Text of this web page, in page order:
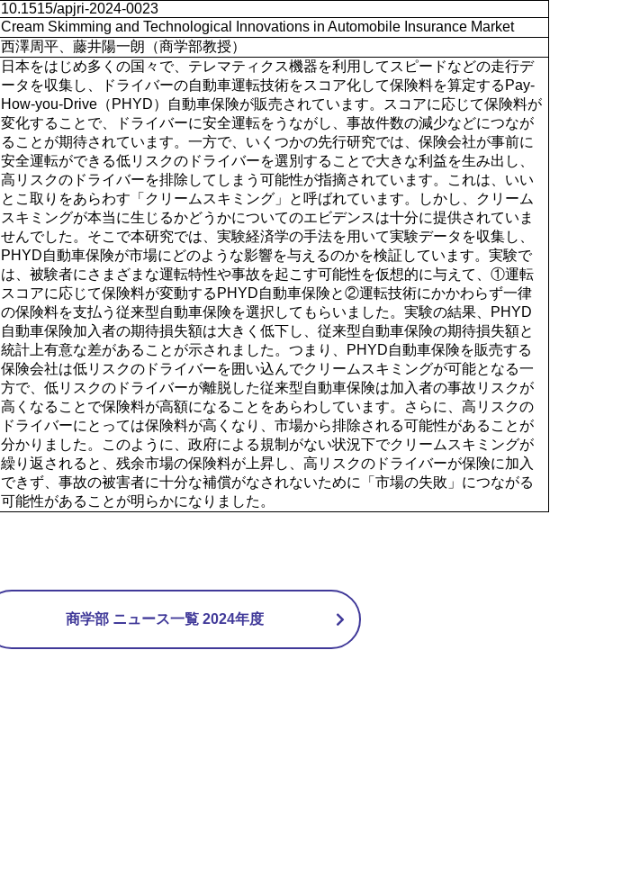
10.1515/apjri-2024-0023
Cream Skimming and Technological Innovations in Automobile Insurance Market
西澤周平、藤井陽一朗（商学部教授）
日本をはじめ多くの国々で、テレマティクス機器を利用してスピードなどの走行デ
ータを収集し、ドライバーの自動車運転技術をスコア化して保険料を算定する Pay-
How-you-Drive（ PHYD）自動車保険が販売されています。スコアに応じて保険料が
変化することで、ドライバーに安全運転をうながし、事故件数の減少などにつなが
ることが期待されています。一方で、いくつかの先行研究では、保険会社が事前に
安全運転ができる低リスクのドライバーを選別することで大きな利益を生み出し、
高リスクのドライバーを排除してしまう可能性が指摘されています。これは、いい
とこ取りをあらわす「クリームスキミング」と呼ばれています。しかし、クリーム
スキミングが本当に生じるかどうかについてのエビデンスは十分に提供されていま
せんでした。そこで本研究では、実験経済学の手法を用いて実験データを収集し、
PHYD自動車保険が市場にどのような影響を与えるのかを検証しています。実験で
は、被験者にさまざまな運転特性や事故を起こす可能性を仮想的に与えて、①運転
スコアに応じて保険料が変動する PHYD自動車保険と②運転技術にかかわらず一律
の保険料を支払う従来型自動車保険を選択してもらいました。実験の結果、
PHYD
自動車保険加入者の期待損失額は大きく低下し、従来型自動車保険の期待損失額と
統計上有意な差があることが示されました。つまり、
PHYD自動車保険を販売する
保険会社は低リスクのドライバーを囲い込んでクリームスキミングが可能となる一
方で、低リスクのドライバーが離脱した従来型自動車保険は加入者の事故リスクが
高くなることで保険料が高額になることをあらわしています。さらに、高リスクの
ドライバーにとっては保険料が高くなり、市場から排除される可能性があることが
分かりました。このように、政府による規制がない状況下でクリームスキミングが
繰り返されると、残余市場の保険料が上昇し、高リスクのドライバーが保険に加入
できず、事故の被害者に十分な補償がなされないために「市場の失敗」につながる
可能性があることが明らかになりました。
商学部 ニュース一覧 2024年度